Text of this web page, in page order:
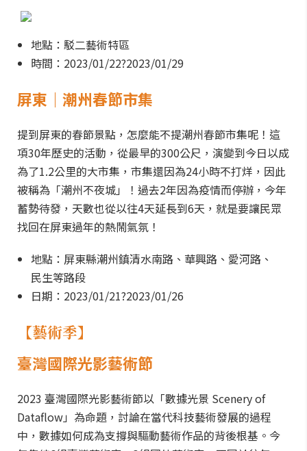
地點：駁二藝術特區
時間：2023/01/22?2023/01/29
屏東｜潮州春節市集
提到屏東的春節景點，怎麼能不提潮州春節市集呢！這
項30年歷史的活動，從最早的300公尺，演變到今日以成
為了1.2公里的大市集，市集還因為24小時不打烊，因此
被稱為「潮州不夜城」！過去2年因為疫情而停辦，今年
蓄勢待發，天數也從以往4天延長到6天，就是要讓民眾
找回在屏東過年的熱鬧氣氛！
地點：屏東縣潮州鎮清水南路、華興路、愛河路、
民生等路段
日期：2023/01/21?2023/01/26
【藝術季】
臺灣國際光影藝術節
2023 臺灣國際光影藝術節以「數據光景 Scenery of
Dataflow」為命題，討論在當代科技藝術發展的過程
中，數據如何成為支撐與驅動藝術作品的背後根基。今